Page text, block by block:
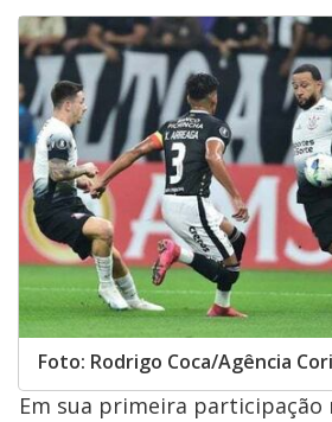
Foto: Rodrigo Coca/Agência
Em sua primeira participação